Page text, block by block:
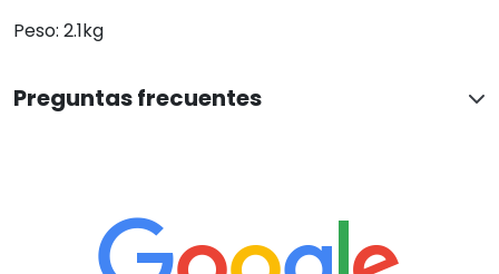
Peso: 2.1kg
Preguntas frecuentes